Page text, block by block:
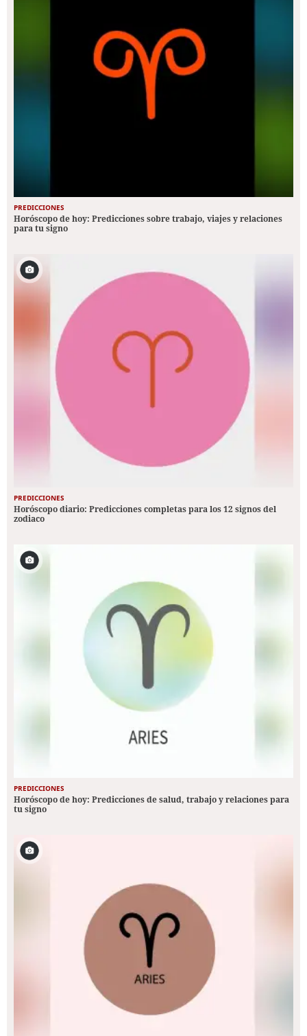
PREDICCIONES
Horóscopo de hoy: Predicciones sobre trabajo, viajes y relaciones
para tu signo
PREDICCIONES
Horóscopo diario: Predicciones completas para los 12 signos del
zodiaco
PREDICCIONES
Horóscopo de hoy: Predicciones de salud, trabajo y relaciones para
tu signo